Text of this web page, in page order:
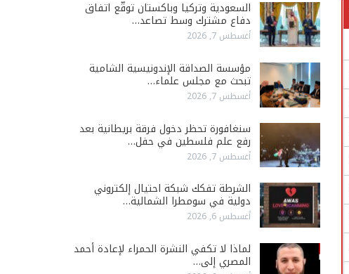
السعودية وتركيا وباكستان توقّع اتفاق
دفاع مشترك وسط تصاعد…
أغسطس 7, 2026
مؤسسة الصداقة الإندونيسية الشامية
تبحث مع مجلس علماء…
أغسطس 7, 2026
سنغافورة تحظر دخول فرقة بريطانية بعد
رفع علم فلسطين في حفل…
أغسطس 7, 2026
الشرطة تفكك شبكة احتيال إلكتروني
دولية في سومطرا الشمالية…
أغسطس 6, 2026
لماذا لا تكفي النشرة الحمراء لإعادة أحمد
المصري إلى…